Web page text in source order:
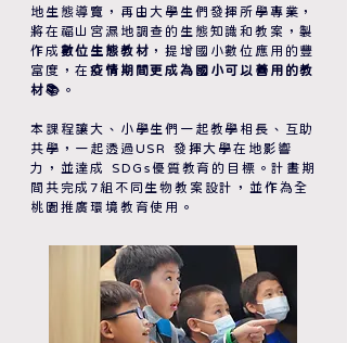
地生態導覽，再由大學生們發揮所學專業，
將在福山宮濕地調查的生態知識和教案，製
作成 數位生態教材 ，提增國小數位應用的豐
富度，在疫情期間更成為國小可以善用的教
材📚 。
本課程讓大、小學生們一起教學相長、互助
共學，一起透過USR 發揮大學在地影響
力，並達成 SDGs優質教育的目標。計畫期
間共完成7組不同生物教案設計，並作為全
桃園推廣環境教育使用。